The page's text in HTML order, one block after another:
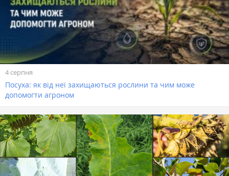
4 серпня
Посуха: як від неї захищаються рослини та чим може
допомогти агроном